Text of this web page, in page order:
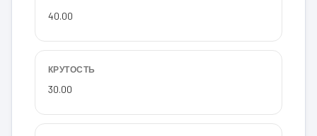
40.00
КРУТОСТЬ
30.00